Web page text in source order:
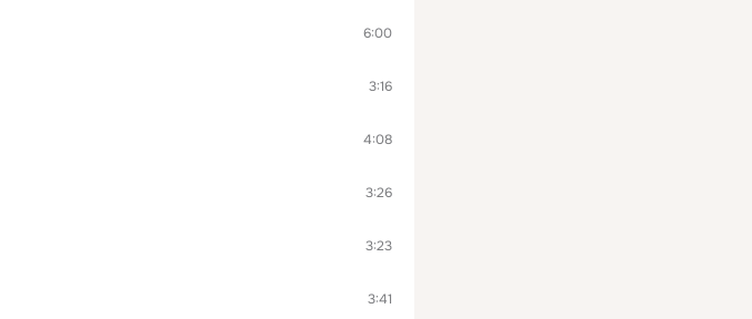
6:00
3:16
4:08
3:26
3:23
3:41